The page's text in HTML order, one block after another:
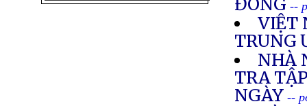
ĐÔNG--
VIỆT
TRUNG
NHÀ
TRA
NGÀY --